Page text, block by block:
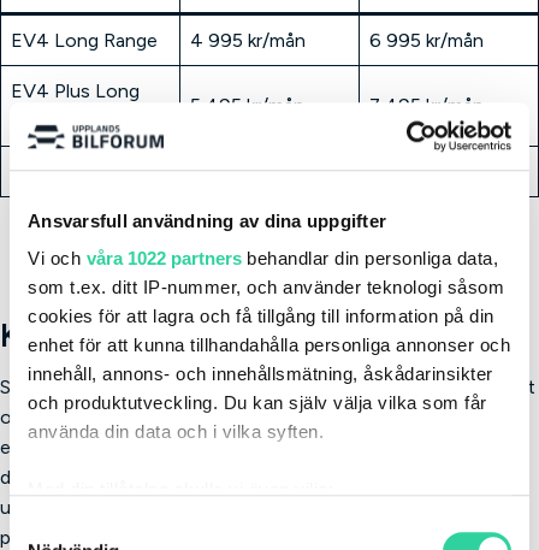
Ansvarsfull användning av dina uppgifter
Vi och våra 1022 partnersbehandlar din personliga data,
som t.ex. ditt IP-nummer, och använder teknologi såsom
cookies för att lagra och få tillgång till information på din
enhet för att kunna tillhandahålla personliga annonser och
innehåll, annons- och innehållsmätning, åskådarinsikter
och produktutveckling. Du kan själv välja vilka som får
använda din data och i vilka syften.
EV4 Long Range 4 995 kr/mån 6 995 kr/mån
EV4 Plus Long
Range
5 495 kr/mån 7 495 kr/mån
EV4 GT Line 6 195 kr/mån 8 195 kr/mån
Kia Sportage Plug-In Hybrid
Sportage Plug-In Hybrid är en mångsidig SUV med fyrhjulsdrift
och en elektrisk räckvidd på upp till 65 km per laddning. Den
erbjuder en stark och effektiv drivlina, modern teknik som
dubbla panoramaskärmar och adaptivt chassi samt gott om
utrymme för både förare och passagerare. Finns som både
privat- och tjänstebil och täcks av Kias 7-åriga nybilsgaranti.